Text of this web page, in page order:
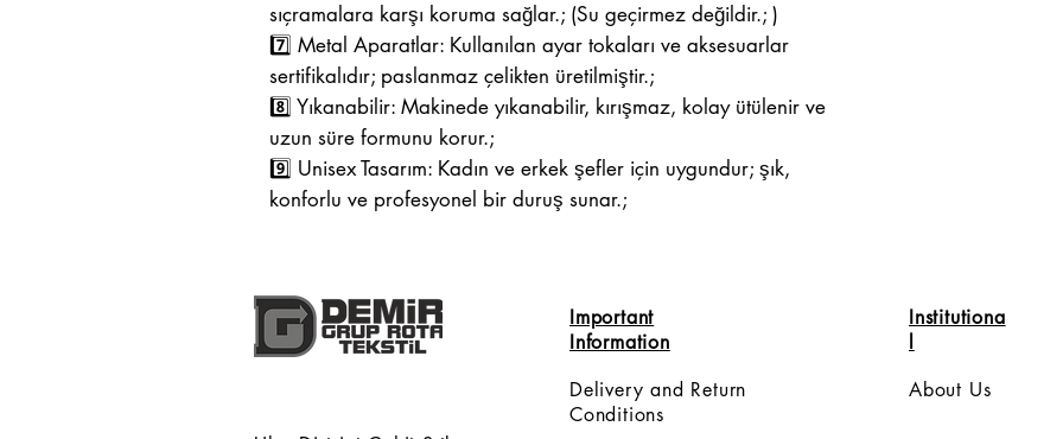
sıçramalara karşı koruma sağlar.; (Su geçirmez değildir.; )
7️⃣ Metal Aparatlar: Kullanılan ayar tokaları ve aksesuarlar
sertifikalıdır; paslanmaz çelikten üretilmiştir.;
8️⃣ Yıkanabilir: Makinede yıkanabilir, kırışmaz, kolay ütülenir ve
uzun süre formunu korur.;
9️⃣ Unisex Tasarım: Kadın ve erkek şefler için uygundur; şık,
konforlu ve profesyonel bir duruş sunar.;
Important
Information
Delivery and Return
Conditions
Institutiona
l
About Us